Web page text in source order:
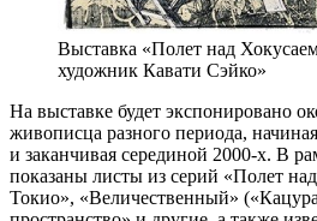
Выставка «Полет над
художник Кавати Сэйко»
На выставке будет экспонировано
живописца разного периода,
и заканчивая серединой 2000-х. В
показаны листы из серий «Полет
Токио», «Величественный»